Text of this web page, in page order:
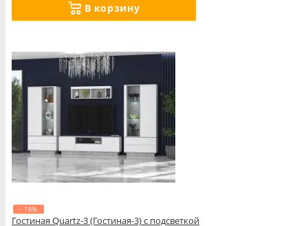
В корзину
- 16%
Гостиная Quartz-3 (Гостиная-3) с подсветкой